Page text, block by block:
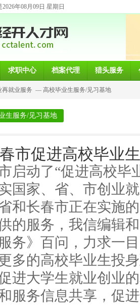
2026年08月09日 星期日
求职中心 档案代理 猎头服务
再就业服务 — 高校毕业生服务/见习基地
生服务/见习基地
市促进高校毕业
启动了“促进高校
国家、省、市创业
和长春市正在实施
的服务，我信编辑
务》百问，力求一
多的高校毕业生投
进大学生就业创业
服务信息共享，促